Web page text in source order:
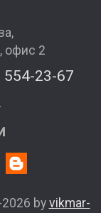
,
офис 2
554-23-67
by vikmar-